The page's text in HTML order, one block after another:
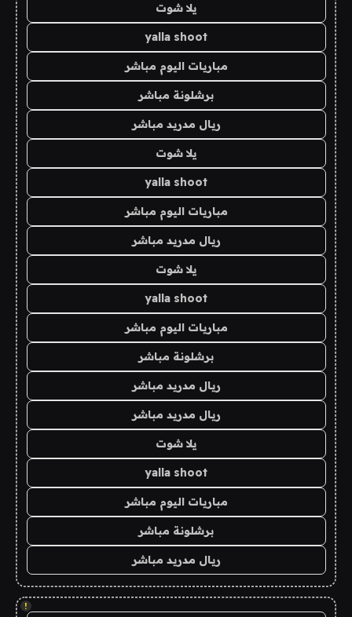
يلا شوت
yalla shoot
مباريات اليوم مباشر
برشلونة مباشر
ريال مدريد مباشر
يلا شوت
yalla shoot
مباريات اليوم مباشر
ريال مدريد مباشر
يلا شوت
yalla shoot
مباريات اليوم مباشر
برشلونة مباشر
ريال مدريد مباشر
ريال مدريد مباشر
يلا شوت
yalla shoot
مباريات اليوم مباشر
برشلونة مباشر
ريال مدريد مباشر
!